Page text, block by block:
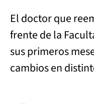
El doctor que
frente de la
sus primeros
cambios en